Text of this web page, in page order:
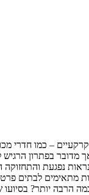
– כמו חדרי
מדובר בפתרון
לבתים
הרבה יותר? בסיועו